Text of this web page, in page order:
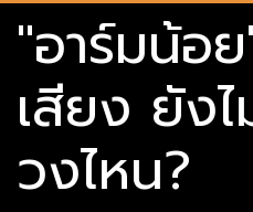
"อาร์มน้อ
เสียง ยัง
วงไหน?